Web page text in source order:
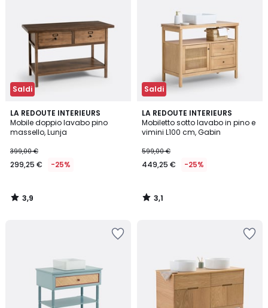
Saldi
LA REDOUTE INTERIEURS
Mobile doppio lavabo pino
massello, Lunja
399,00 €
299,25 € -25%
3,9
/ 5
3,9
/
Saldi
LA REDOUTE INTERIEURS
Mobiletto sotto lavabo in pino e
vimini L100 cm, Gabin
599,00 €
449,25 € -25%
3,1
/
5
3,1
/